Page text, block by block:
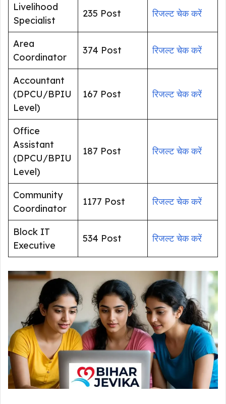
Livelihood
Specialist
235 Post रिजल्ट चेक करें
Area
Coordinator
374 Post रिजल्ट चेक करें
Accountant
(DPCU/BPIU
Level)
167 Post रिजल्ट चेक करें
Office
Assistant
(DPCU/BPIU
Level)
187 Post रिजल्ट चेक करें
Community
Coordinator
1177 Post रिजल्ट चेक करें
Block IT
Executive
534 Post रिजल्ट चेक करें